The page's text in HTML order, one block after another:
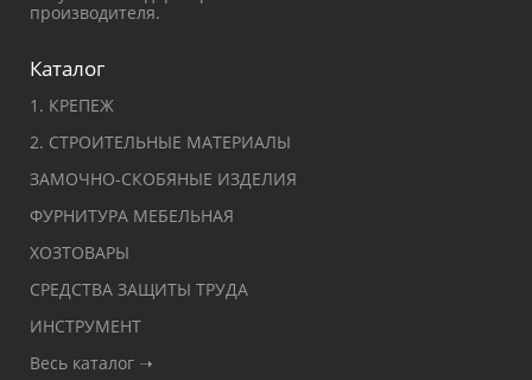
производителя.
Каталог
1. КРЕПЕЖ
2. СТРОИТЕЛЬНЫЕ МАТЕРИАЛЫ
ЗАМОЧНО-СКОБЯНЫЕ ИЗДЕЛИЯ
ФУРНИТУРА МЕБЕЛЬНАЯ
ХОЗТОВАРЫ
СРЕДСТВА ЗАЩИТЫ ТРУДА
ИНСТРУМЕНТ
Весь каталог ➝